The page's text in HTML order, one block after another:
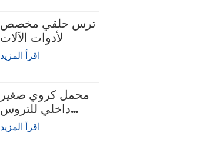
ترس حلقي مخصص
لأدوات الآلات
اقرأ المزيد
محمل كروي صغير
داخلي للتروس
الدوارة
اقرأ المزيد